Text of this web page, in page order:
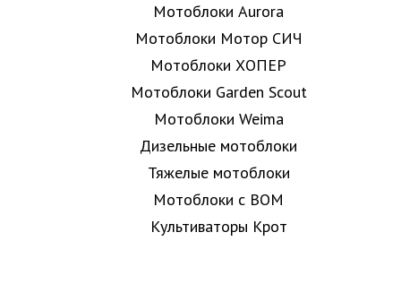
Мотоблоки Aurora
Мотоблоки Мотор СИЧ
Мотоблоки ХОПЕР
Мотоблоки Garden Scout
Мотоблоки Weima
Дизельные мотоблоки
Тяжелые мотоблоки
Мотоблоки с ВОМ
Культиваторы Крот